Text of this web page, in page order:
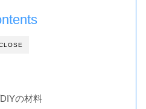
の材料